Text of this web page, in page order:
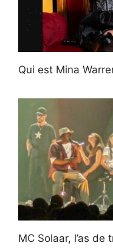
Qui est Mina
MC Solaar, l’as